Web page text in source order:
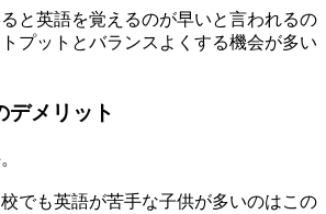
と英語を覚えるのが早いと言われるの
プットとバランスよくする機会が多い
デメリット
でも英語が苦手な子供が多いのはこの